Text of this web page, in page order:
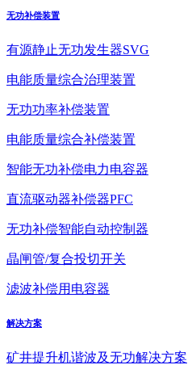
无功补偿装置
有源静止无功发生器SVG
电能质量综合治理装置
无功功率补偿装置
电能质量综合补偿装置
智能无功补偿电力电容器
直流驱动器补偿器PFC
无功补偿智能自动控制器
晶闸管/复合投切开关
滤波补偿用电容器
解决方案
矿井提升机谐波及无功解决方案